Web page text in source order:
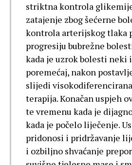
striktna kontrola
zatajenje zbog šećerne
kontrola arterijskog tlaka
progresiju bubrežne
kada je uzrok bolesti neki
poremećaj, nakon
slijedi
terapija. Konačan uspjeh
te vremenu kada je
kada je počelo liječenje.
pridonosi i pridržavanje
i ozbiljno shvaćanje